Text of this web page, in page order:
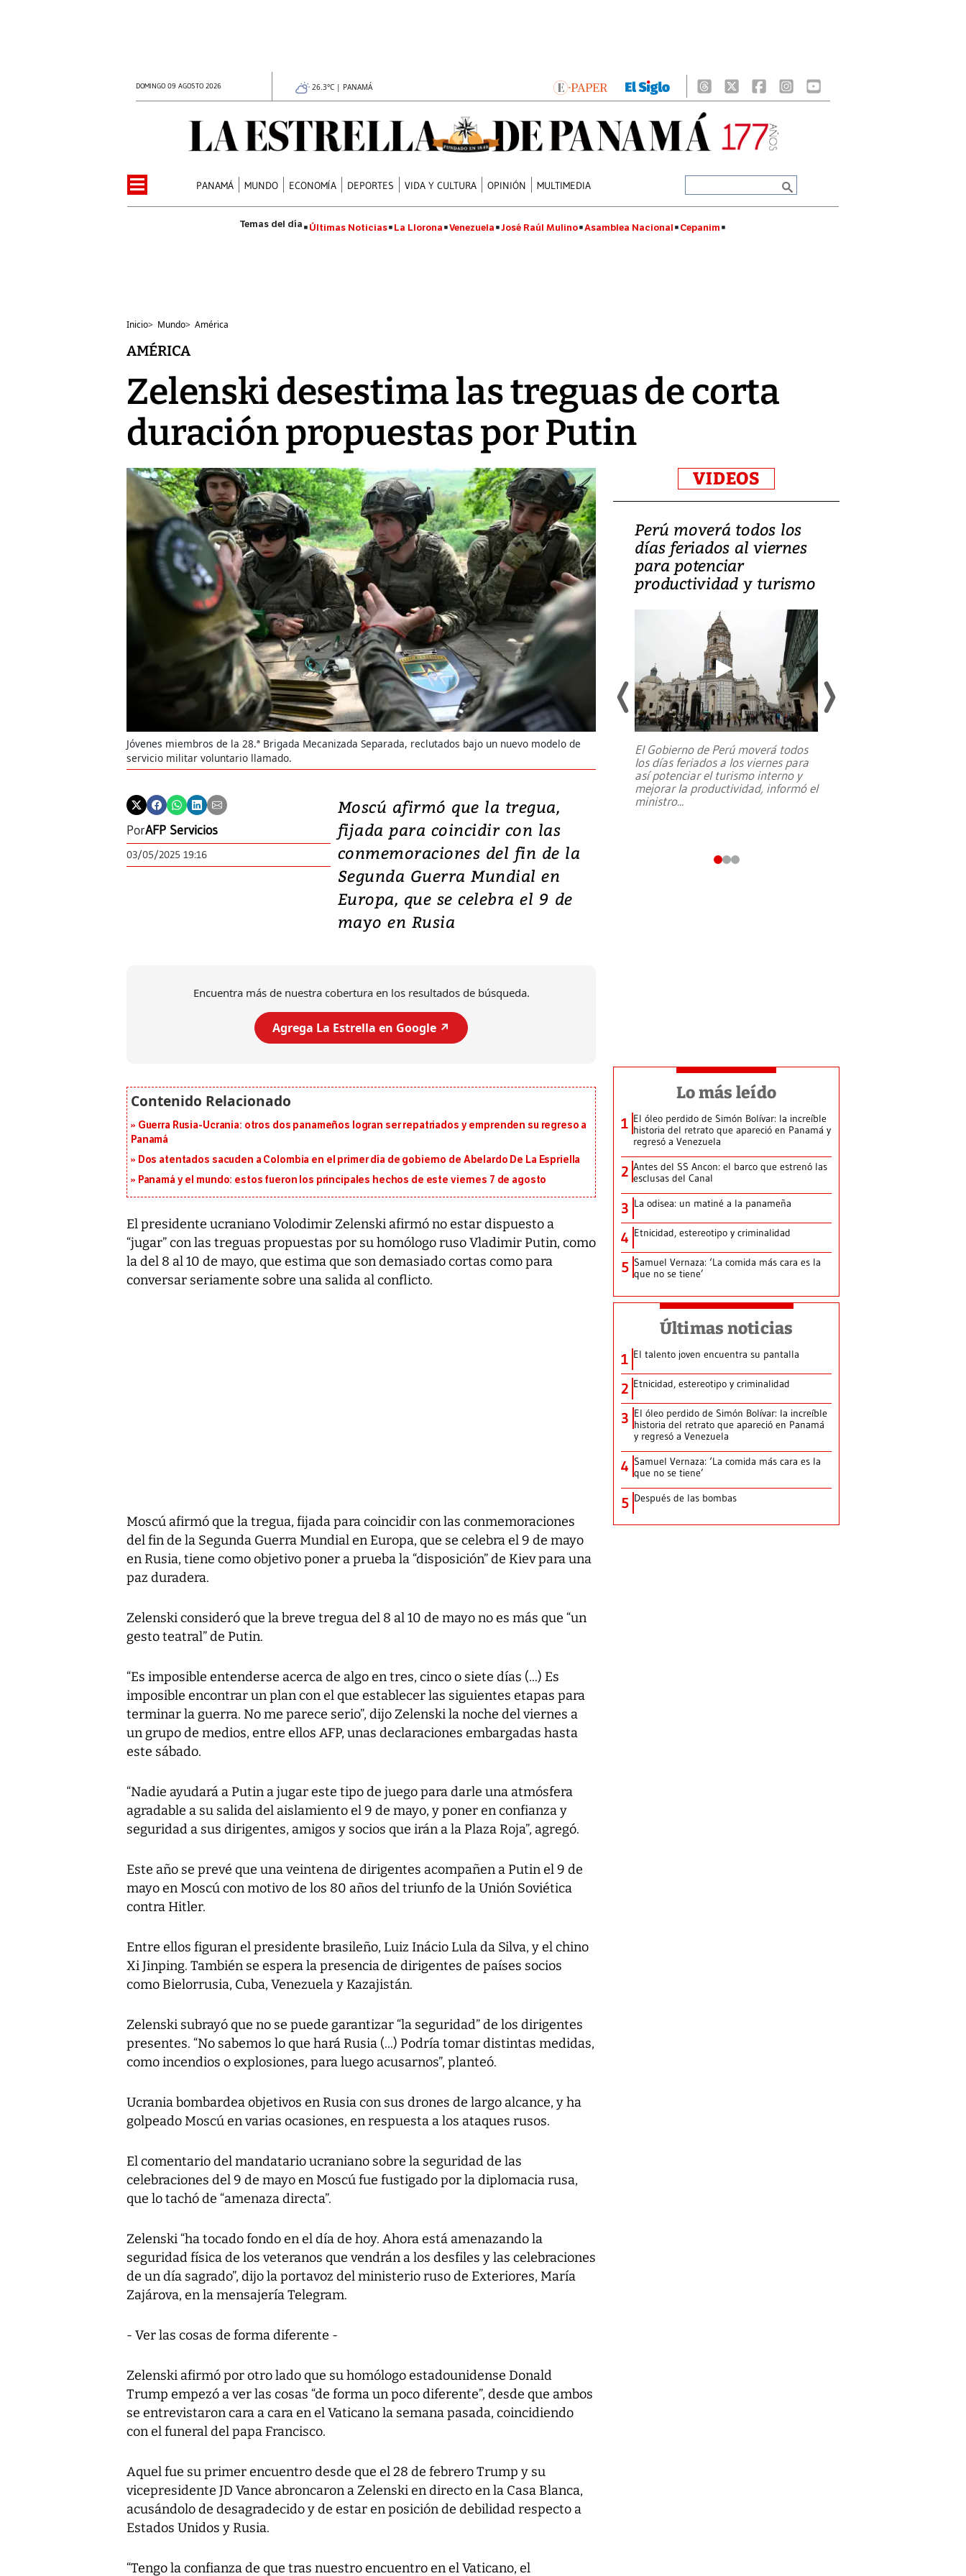
DOMINGO 09 AGOSTO 2026 26.3°C | PANAMÁ
PANAMÁ MUNDO ECONOMÍA DEPORTES VIDA Y CULTURA OPINIÓN MULTIMEDIA
Últimas Noticias La Llorona Venezuela José Raúl Mulino Asamblea Nacional Cepanim
Inicio> Mundo> América
AMÉRICA
Zelenski desestima las treguas de corta
duración propuestas por Putin
Jóvenes miembros de la 28.ª Brigada Mecanizada Separada, reclutados bajo un nuevo modelo de
servicio militar voluntario llamado.
PorAFP Servicios
03/05/2025 19:16
Moscú afirmó que la tregua,
fijada para coincidir con las
conmemoraciones del fin de la
Segunda Guerra Mundial en
Europa, que se celebra el 9 de
mayo en Rusia
Encuentra más de nuestra cobertura en los resultados de búsqueda.
Agrega La Estrella en Google ↗️
Guerra Rusia-Ucrania: otros dos panameños logran ser repatriados y emprenden su regreso a
Panamá
Dos atentados sacuden a Colombia en el primer día de gobierno de Abelardo De La Espriella
Panamá y el mundo: estos fueron los principales hechos de este viernes 7 de agosto
El presidente ucraniano Volodimir Zelenski afirmó no estar dispuesto a
“jugar” con las treguas propuestas por su homólogo ruso Vladimir Putin, como
la del 8 al 10 de mayo, que estima que son demasiado cortas como para
conversar seriamente sobre una salida al conflicto.
Moscú afirmó que la tregua, fijada para coincidir con las conmemoraciones
del fin de la Segunda Guerra Mundial en Europa, que se celebra el 9 de mayo
en Rusia, tiene como objetivo poner a prueba la “disposición” de Kiev para una
paz duradera.
Zelenski consideró que la breve tregua del 8 al 10 de mayo no es más que “un
gesto teatral” de Putin.
“Es imposible entenderse acerca de algo en tres, cinco o siete días (...) Es
imposible encontrar un plan con el que establecer las siguientes etapas para
terminar la guerra. No me parece serio”, dijo Zelenski la noche del viernes a
un grupo de medios, entre ellos AFP, unas declaraciones embargadas hasta
este sábado.
“Nadie ayudará a Putin a jugar este tipo de juego para darle una atmósfera
agradable a su salida del aislamiento el 9 de mayo, y poner en confianza y
seguridad a sus dirigentes, amigos y socios que irán a la Plaza Roja”, agregó.
Este año se prevé que una veintena de dirigentes acompañen a Putin el 9 de
mayo en Moscú con motivo de los 80 años del triunfo de la Unión Soviética
contra Hitler.
Entre ellos figuran el presidente brasileño, Luiz Inácio Lula da Silva, y el chino
Xi Jinping. También se espera la presencia de dirigentes de países socios
como Bielorrusia, Cuba, Venezuela y Kazajistán.
Zelenski subrayó que no se puede garantizar “la seguridad” de los dirigentes
presentes. “No sabemos lo que hará Rusia (...) Podría tomar distintas medidas,
como incendios o explosiones, para luego acusarnos”, planteó.
Ucrania bombardea objetivos en Rusia con sus drones de largo alcance, y ha
golpeado Moscú en varias ocasiones, en respuesta a los ataques rusos.
El comentario del mandatario ucraniano sobre la seguridad de las
celebraciones del 9 de mayo en Moscú fue fustigado por la diplomacia rusa,
que lo tachó de “amenaza directa”.
Zelenski “ha tocado fondo en el día de hoy. Ahora está amenazando la
seguridad física de los veteranos que vendrán a los desfiles y las celebraciones
de un día sagrado”, dijo la portavoz del ministerio ruso de Exteriores, María
Zajárova, en la mensajería Telegram.
- Ver las cosas de forma diferente -
Zelenski afirmó por otro lado que su homólogo estadounidense Donald
Trump empezó a ver las cosas “de forma un poco diferente”, desde que ambos
se entrevistaron cara a cara en el Vaticano la semana pasada, coincidiendo
con el funeral del papa Francisco.
Aquel fue su primer encuentro desde que el 28 de febrero Trump y su
vicepresidente JD Vance abroncaron a Zelenski en directo en la Casa Blanca,
acusándolo de desagradecido y de estar en posición de debilidad respecto a
Estados Unidos y Rusia.
“Tengo la confianza de que tras nuestro encuentro en el Vaticano, el
VIDEOS
Video: Lula lanza su
candidatura con
promesas de inversión
en defensa, educación y
tierras raras
Entre recuerdos y escuetas
da Silva, oficializó este domingo su
candidatura
...
Perú moverá todos los
días feriados al viernes
para potenciar
productividad y turismo
El Gobierno de Perú moverá todos
los días feriados a los viernes para
así potenciar el turismo interno y
mejorar la productividad, informó el
ministro...
Lo más leído
1 El óleo perdido de Simón Bolívar: la increíble
historia del retrato que apareció en Panamá y
regresó a Venezuela
2 Antes del SS Ancon: el barco que estrenó las
esclusas del Canal
3 La odisea: un matiné a la panameña
4 Etnicidad, estereotipo y criminalidad
5 Samuel Vernaza: ‘La comida más cara es la
que no se tiene’
Últimas noticias
1 El talento joven encuentra su pantalla​
2 Etnicidad, estereotipo y criminalidad
3 El óleo perdido de Simón Bolívar: la increíble
historia del retrato que apareció en Panamá
y regresó a Venezuela
4 Samuel Vernaza: ‘La comida más cara es la
que no se tiene’
5 Después de las bombas